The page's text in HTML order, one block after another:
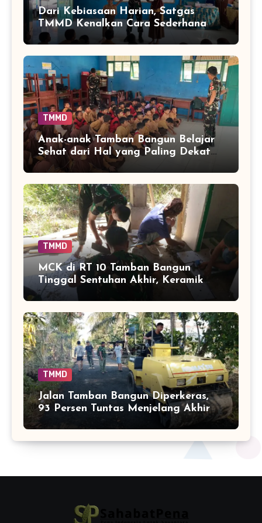
Dari Kebiasaan Harian, Satgas
TMMD Kenalkan Cara Sederhana
Mencegah Penyakit Sejak Dini
TMMD
Anak-anak Tamban Bangun Belajar
Sehat dari Hal yang Paling Dekat
dengan Keseharian
TMMD
MCK di RT 10 Tamban Bangun
Tinggal Sentuhan Akhir, Keramik
Capai 75 Persen
TMMD
Jalan Tamban Bangun Diperkeras,
93 Persen Tuntas Menjelang Akhir
TMMD